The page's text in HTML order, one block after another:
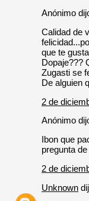
Anónimo
Calidad de
que te
Dopaje???
Zugasti se
De alguien
2 de
Anónimo
Ibon que
pregunta
2 de
Unknown